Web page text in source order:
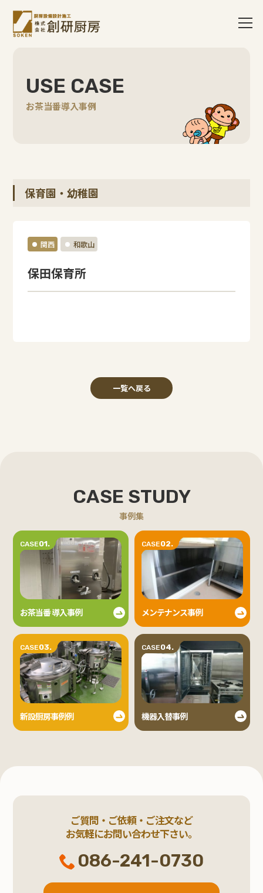
USE CASE
お茶当番導入事例
保育園・幼稚園
関西 和歌山
保田保育所
一覧へ戻る
CASE STUDY
事例集
CASE01.
お茶当番 導入事例
CASE02.
メンテナンス事例
CASE03.
新設厨房事例例
CASE04.
機器入替事例
ご質問・ご依頼・ご注文など
お気軽にお問い合わせ下さい。
086-241-0730